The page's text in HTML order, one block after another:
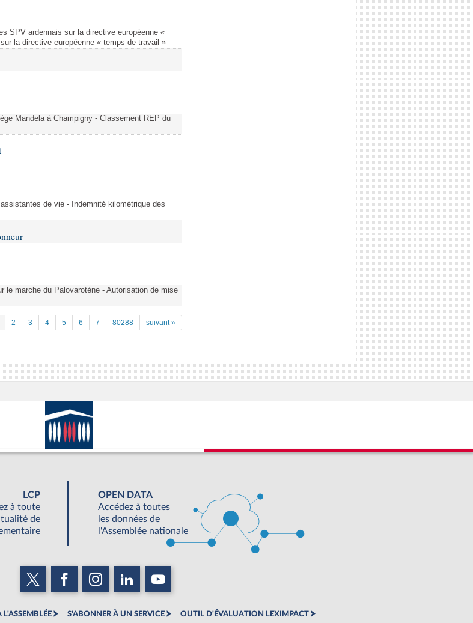
SPV ardennais sur la directive européenne «
la directive européenne « temps de travail »
Mandela à Champigny - Classement REP du
de vie - Indemnité kilométrique des
le marche du Palovarotène - Autorisation de mise
2 3 4 5 6 7 80288 suivant »
LCP
à toute
de
OPEN DATA
Accédez à toutes
les données de
l'Assemblée nationale
S'ABONNER À UN SERVICE OUTIL D'ÉVALUATION LEXIMPACT